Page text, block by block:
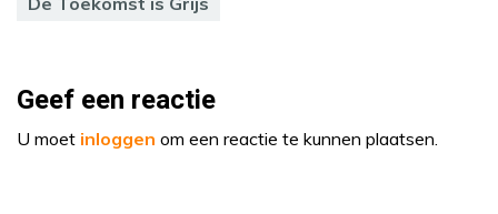
Geef een reactie
U moet inloggen om een reactie te kunnen plaatsen.